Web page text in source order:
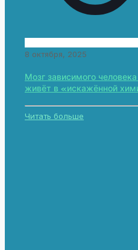
8 октября, 2025
Мозг зависимого
живёт в «искажённой
Читать больше